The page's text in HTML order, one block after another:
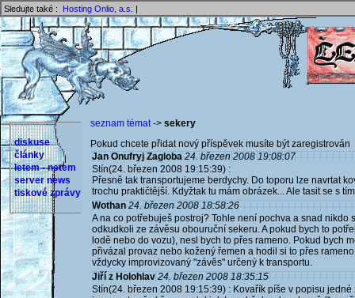
Sledujte také : Hosting Onlio, a.s. |
diskuse
články
letem - netem
server news
tiskové zprávy
seznam témat-> sekery
Pokud chcete přidat nový příspěvek musíte být
Jan Onufryj Zagloba 24. březen 2008 19:08:07
Stín(24. březen 2008 19:15:39) :
Přesně tak transportujeme berdychy. Do toporu lze navrtat
trochu praktičtější. Kdyžtak tu mám obrázek... Ale tasit se s
Wothan 24. březen 2008 18:58:26
A na co potřebuješ postroj? Tohle není pochva a snad
odkudkoli ze závěsu obouruční sekeru. A pokud bych to
lodě nebo do vozu), nesl bych to přes rameno. Pokud bych
přivázal provaz nebo kožený řemen a hodil si to přes
vždycky improvizovaný "závěs" určený k transportu.
Jiří z Holohlav 24. březen 2008 18:35:15
Stín(24. březen 2008 19:15:39) : Kovařík píše v popisu